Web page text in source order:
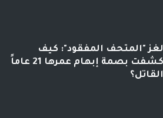
لغز "المتحف المفقود": كيف
كشفت بصمة إبهام عمرها 21 عاماً
القاتل؟